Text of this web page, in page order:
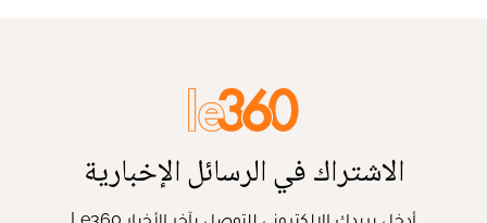
الاشتراك في الرسائل الإخبارية